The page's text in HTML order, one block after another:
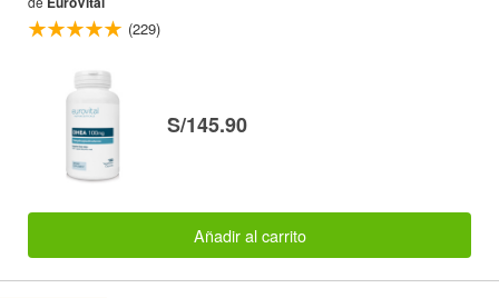
(229)
S/145.90
Añadir al carrito